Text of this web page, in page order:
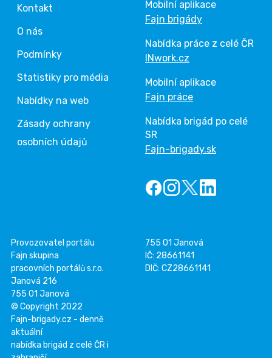
Kontakt
O nás
Podmínky
Statistiky pro média
Nabídky na web
Zásady ochrany
osobních údajů
Mobilní aplikace
Fajn brigády
Nabídka práce z celé ČR
INwork.cz
Mobilní aplikace
Fajn práce
Nabídka brigád po celé
SR
Fajn-brigady.sk
Provozovatel portálu
Fajn skupina
pracovních portálů s.r.o.
Janová 216
755 01 Janová
755 01 Janová
IČ: 28661141
DIČ: CZ28661141
© Copyright 2022
Fajn-brigady.cz - denně
aktuální
nabídka brigád z celé ČR i